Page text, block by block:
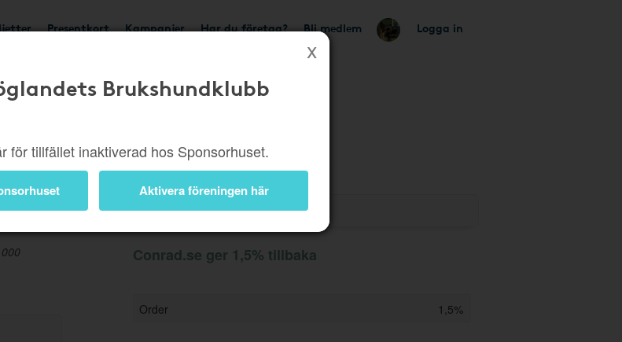
Presentkort Kampanjer Har du företag? Bli medlem Logga in
Brukshundklubb
för tillfället inaktiverad hos Sponsorhuset.
Aktivera föreningen här
Information
Conrad.se ger 1,5% tillbaka
Order 1,5%